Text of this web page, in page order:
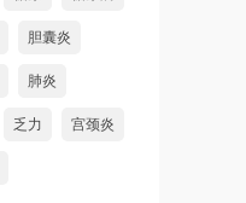
胆囊炎
肺炎
乏力 宫颈炎